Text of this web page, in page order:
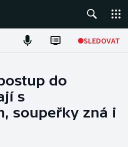
SLEDOVAT
do
s
soupeřky zná i